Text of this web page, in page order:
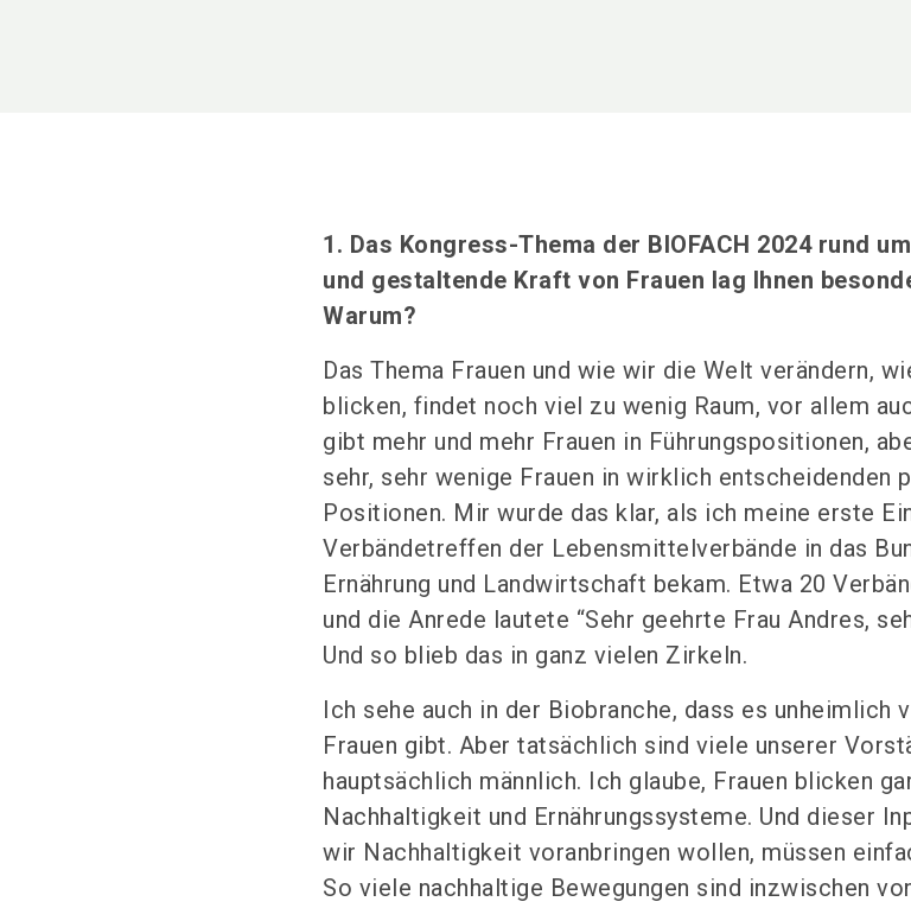
1. Das Kongress-Thema der BIOFACH 2024 rund
und gestaltende Kraft von Frauen lag Ihnen
Warum?
Das Thema Frauen und wie wir die Welt verändern,
blicken, findet noch viel zu wenig Raum, vor allem
gibt mehr und mehr Frauen in Führungspositionen,
sehr, sehr wenige Frauen in wirklich entscheidenden
Positionen. Mir wurde das klar, als ich meine erste
Verbändetreffen der Lebensmittelverbände in das
Ernährung und Landwirtschaft bekam. Etwa 20
und die Anrede lautete “Sehr geehrte Frau Andres,
Und so blieb das in ganz vielen Zirkeln.
Ich sehe auch in der Biobranche, dass es unheimlich
Frauen gibt. Aber tatsächlich sind viele unserer
hauptsächlich männlich. Ich glaube, Frauen blicken
Nachhaltigkeit und Ernährungssysteme. Und dieser
wir Nachhaltigkeit voranbringen wollen, müssen
So viele nachhaltige Bewegungen sind inzwischen